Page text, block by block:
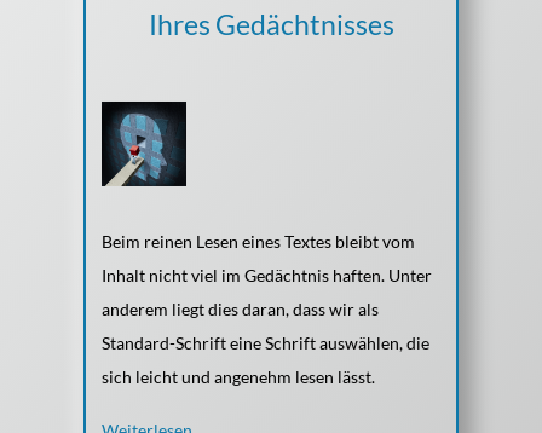
Ihres Gedächtnisses
Beim reinen Lesen eines Textes bleibt vom
Inhalt nicht viel im Gedächtnis haften. Unter
anderem liegt dies daran, dass wir als
Standard-Schrift eine Schrift auswählen, die
sich leicht und angenehm lesen lässt.